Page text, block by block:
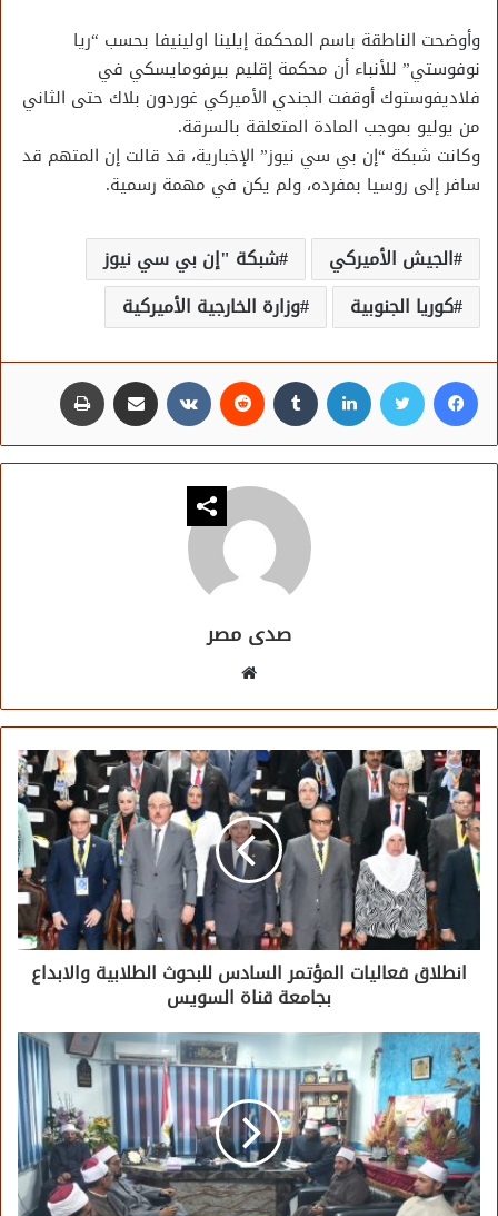
وأوضحت الناطقة باسم المحكمة إيلينا اولينيفا بحسب “ريا
نوفوستي” للأنباء أن محكمة إقليم بيرفومايسكي في
فلاديفوستوك أوقفت الجندي الأميركي غوردون بلاك حتى الثاني
من يوليو بموجب المادة المتعلقة بالسرقة.
وكانت شبكة “إن بي سي نيوز” الإخبارية، قد قالت إن المتهم قد
سافر إلى روسيا بمفرده، ولم يكن في مهمة رسمية.
الجيش الأميركي
شبكة "إن بي سي نيوز
كوريا الجنوبية
وزارة الخارجية الأميركية
فيسبوك تويتر لينكدإن مشاركة عبر البريد
صدى مصر
انطلاق فعاليات المؤتمر السادس للبحوث الطلابية والابداع
بجامعة قناة السويس